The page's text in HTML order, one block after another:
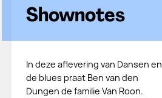
Shownotes
In deze aflevering van Dansen en
de blues praat Ben van den
Dungen de familie Van Roon.